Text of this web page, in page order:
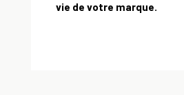
vie de votre marque.